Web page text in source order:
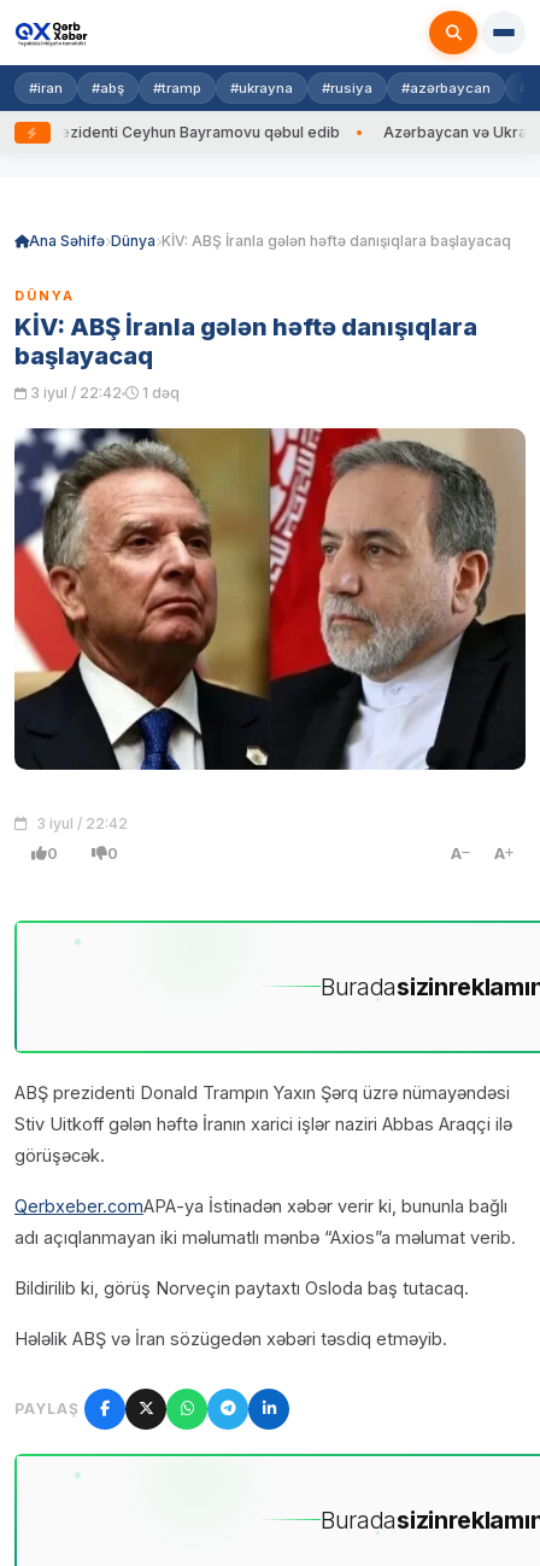
#iran #abş #tramp #ukrayna #rusiya #azərbaycan
Ceyhun Bayramovu qəbul edib Azərbaycan və Ukrayna XİN
Ana Səhifə Dünya KİV: ABŞ İranla gələn həftə danışıqlara başlayacaq
DÜNYA
KİV: ABŞ İranla gələn həftə danışıqlara
başlayacaq
3 iyul / 22:42 1 dəq
3 iyul / 22:42
0 0 A A
Buradasizin
ABŞ prezidenti Donald Trampın Yaxın Şərq üzrə nümayəndəsi
Stiv Uitkoff gələn həftə İranın xarici işlər naziri Abbas Araqçi ilə
görüşəcək.
Qerbxeber.comAPA-ya İstinadən xəbər verir ki, bununla bağlı
adı açıqlanmayan iki məlumatlı mənbə “Axios”a məlumat verib.
Bildirilib ki, görüş Norveçin paytaxtı Osloda baş tutacaq.
Hələlik ABŞ və İran sözügedən xəbəri təsdiq etməyib.
PAYLAŞ
Buradasizin